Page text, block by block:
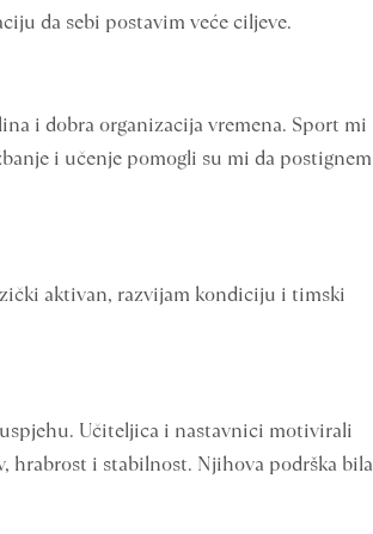
da sebi postavim veće ciljeve.
i dobra organizacija vremena. Sport mi
i učenje pomogli su mi da postignem
aktivan, razvijam kondiciju i timski
Učiteljica i nastavnici motivirali
hrabrost i stabilnost. Njihova podrška bila